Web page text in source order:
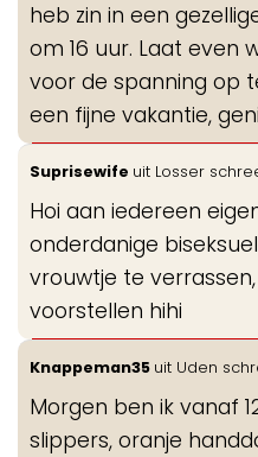
heb zin in een
om 16 uur. Laat even
voor de spanning op
een fijne vakantie,
Suprisewife uit Losser
Hoi aan iedereen
onderdanige
vrouwtje te
voorstellen hihi
Knappeman35 uit Uden
Morgen ben ik vanaf
slippers, oranje